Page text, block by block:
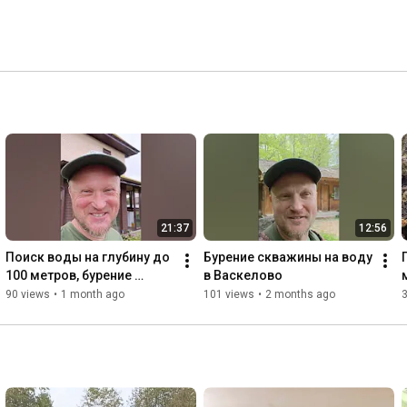
21:37
Поиск воды на глубину до
100 метров, бурение
скважины и подключение
90 views • 1 month ago
12:56
Бурение скважины на воду
в Васкелово
101 views • 2 months ago